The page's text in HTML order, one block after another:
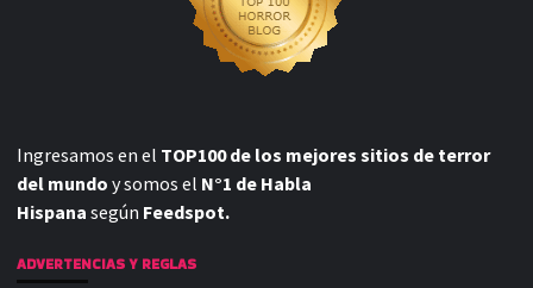
Ingresamos en el TOP100 de los mejores sitios de terror
del mundo y somos el N°1 de Habla
Hispana según Feedspot.
ADVERTENCIAS Y REGLAS